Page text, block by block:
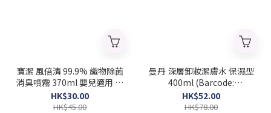
寶潔 風倍清 99.9% 織物除菌
消臭噴霧 370ml 嬰兒適用 無
香料 (Barcode:
4902430520294)
HK$30.00
HK$45.00
曼丹 深層卸妝潔膚水 保濕型
400ml (Barcode:
4902806113143)
HK$52.00
HK$78.00